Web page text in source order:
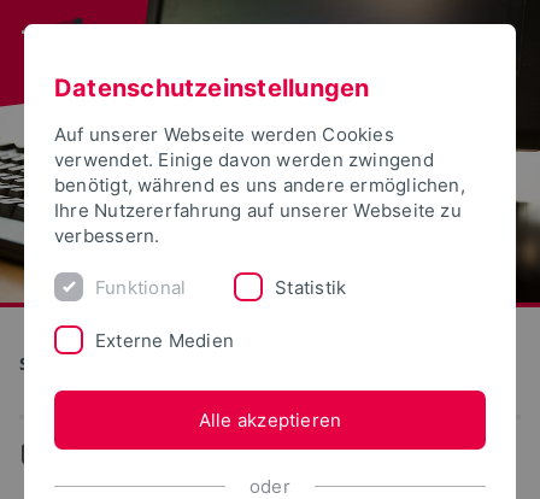
S(kim) - Service Kommunikation Information Medien
... Ereignisse-Termine
Datenschutzeinstellungen
Auf unserer Webseite werden Cookies
verwendet. Einige davon werden zwingend
benötigt, während es uns andere ermöglichen,
Ihre Nutzererfahrung auf unserer Webseite zu
verbessern.
Funktional Statistik
Externe Medien
Alle akzeptieren
oder